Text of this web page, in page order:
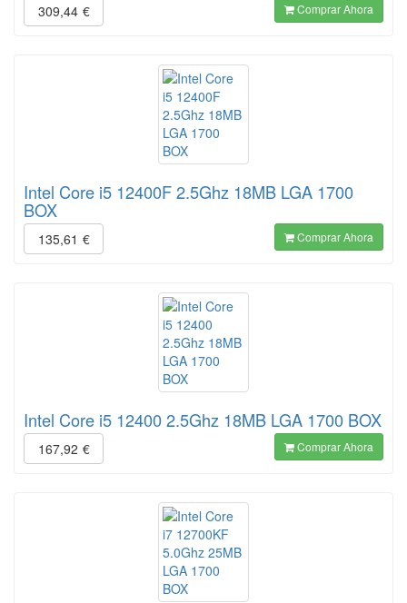
309,44 € Comprar Ahora
Intel Core i5 12400F 2.5Ghz 18MB LGA 1700
BOX
135,61 € Comprar Ahora
Intel Core i5 12400 2.5Ghz 18MB LGA 1700 BOX
167,92 € Comprar Ahora